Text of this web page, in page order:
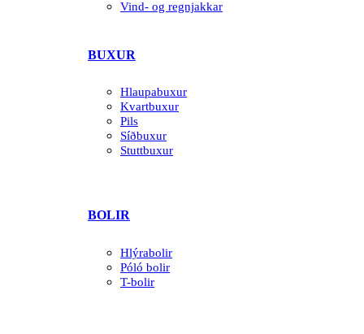
Vind- og regnjakkar
BUXUR
Hlaupabuxur
Kvartbuxur
Pils
Síðbuxur
Stuttbuxur
BOLIR
Hlýrabolir
Póló bolir
T-bolir